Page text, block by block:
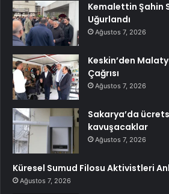
Kemalettin Şahin
Uğurlandı
Ağustos 7, 2026
Keskin’den
Çağrısı
Ağustos 7, 2026
Sakarya’da
kavuşacaklar
Ağustos 7, 2026
Küresel Sumud Filosu Aktivistleri
Ağustos 7, 2026